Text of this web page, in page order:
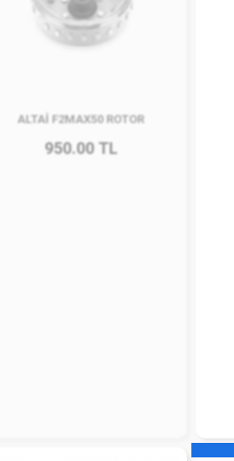
ALTAİ F2MAX50 ROTOR
950.00 TL